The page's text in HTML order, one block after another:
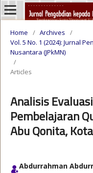
Home / Archives
/
Vol. 5 No. 1 (2024): Jurnal
Nusantara (JPkMN)
/
Articles
Analisis
Pembelajaran
Abu Qonita,
Abdurrahman